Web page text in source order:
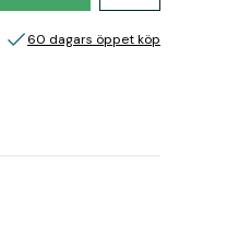
60 dagars öppet köp